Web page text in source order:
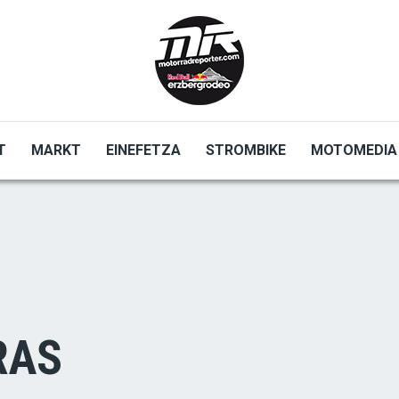
MARKT EINEFETZA STROMBIKE MOTOMEDIA